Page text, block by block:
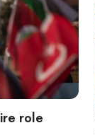
role